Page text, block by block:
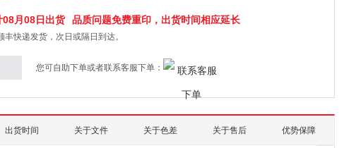
08月08日 出货 品质问题免费重印，出货时间相应延长
快递发货，次日或隔日到达。
您可自助下单或者联系客服下单：
出货时间 关于文件 关于色差 关于售后 优势保障